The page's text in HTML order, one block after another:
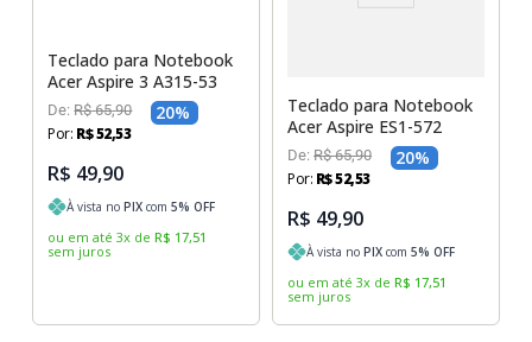
Toshiba
Toshiba
Tela para Iphone
Teclado para Notebook
Acer Aspire 3 A315-53
De:R$ 65,90 20%
Por: R$52,53
R$ 49,90
À vista noPIX com5% OFF
ou em até 3x de R$ 17,51
sem juros
Teclado para Notebook
Acer Aspire ES1-572
De: R$ 65,90 20%
Por: R$52,53
R$ 49,90
À vista no PIX com 5% OFF
ou em até 3x de R$ 17,51
sem juros